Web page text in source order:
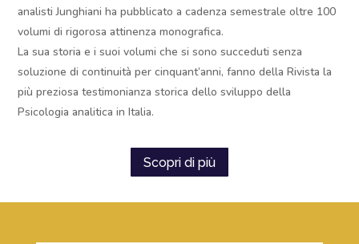
analisti Junghiani ha pubblicato a cadenza semestrale oltre 100
volumi di rigorosa attinenza monografica.
La sua storia e i suoi volumi che si sono succeduti senza
soluzione di continuità per cinquant’anni, fanno della Rivista la
più preziosa testimonianza storica dello sviluppo della
Psicologia analitica in Italia.
Scopri di più